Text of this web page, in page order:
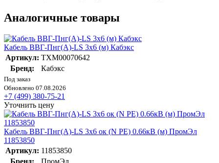
Аналогичные товары
Кабель ВВГ-Пнг(А)-LS 3х6 (м) Кабэкс
Артикул: ТХМ00070642
Бренд:
Кабэкс
Под заказ
Обновлено 07.08.2026
+7 (499) 380-75-21
Уточнить цену
Кабель ВВГ-Пнг(А)-LS 3х6 ок (N PE) 0.66кВ (м) ПромЭл
11853850
Артикул: 11853850
Бренд:
ПромЭл